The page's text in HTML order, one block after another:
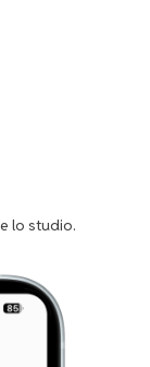
lo studio.